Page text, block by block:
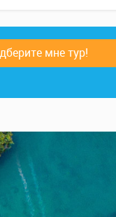
мне тур!